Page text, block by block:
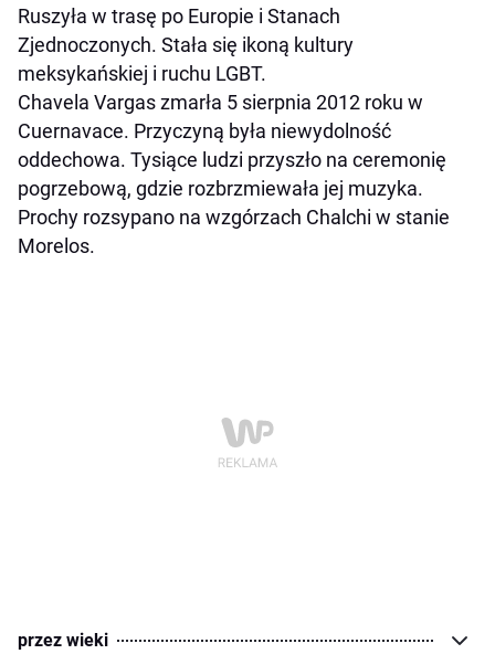
Ruszyła w trasę po Europie i Stanach
Zjednoczonych. Stała się ikoną kultury
meksykańskiej i ruchu LGBT.
Chavela Vargas zmarła 5 sierpnia 2012 roku w
Cuernavace. Przyczyną była niewydolność
oddechowa. Tysiące ludzi przyszło na ceremonię
pogrzebową, gdzie rozbrzmiewała jej muzyka.
Prochy rozsypano na wzgórzach Chalchi w stanie
Morelos.
przez wieki